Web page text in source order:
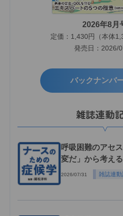
2026年8月
定価：1,430円（本体
発売日：2026/
バックナンバ
雑誌連動
呼吸困難のアセ
変だ」から考え
2026/07/31 雑誌連